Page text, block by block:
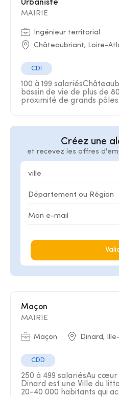
Urbaniste
MAIRIE
Ingénieur territorial
Châteaubriant, Loire-
CDI
100 à 199
bassin de vie de plus de
proximité de grands
Créez une
et recevez les offres
Maçon
MAIRIE
Maçon Dinard,
CDD
250 à 499 salariésAu
Dinard est une Ville du
20-40 000 habitants qui